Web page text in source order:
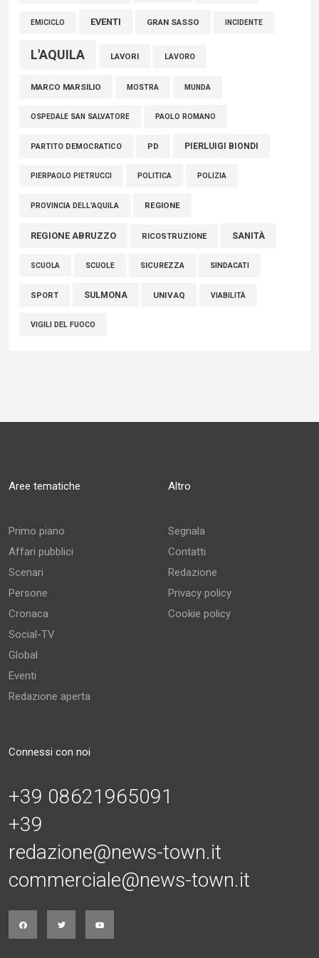
EMICICLO EVENTI GRAN SASSO INCIDENTE
L'AQUILA LAVORI LAVORO
MARCO MARSILIO MOSTRA MUNDA
OSPEDALE SAN SALVATORE PAOLO ROMANO
PARTITO DEMOCRATICO PD PIERLUIGI BIONDI
PIERPAOLO PIETRUCCI POLITICA POLIZIA
PROVINCIA DELL'AQUILA REGIONE
REGIONE ABRUZZO RICOSTRUZIONE SANITÀ
SCUOLA SCUOLE SICUREZZA SINDACATI
SPORT SULMONA UNIVAQ VIABILITÀ
VIGILI DEL FUOCO
Aree tematiche
Primo piano
Affari pubblici
Scenari
Persone
Cronaca
Social-TV
Global
Eventi
Redazione aperta
Altro
Segnala
Contatti
Redazione
Privacy policy
Cookie policy
Connessi con noi
+39 08621965091
+39
redazione@news-town.it
commerciale@news-town.it